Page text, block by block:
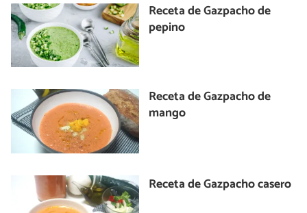
Receta de Gazpacho de
pepino
Receta de Gazpacho de
mango
Receta de Gazpacho casero